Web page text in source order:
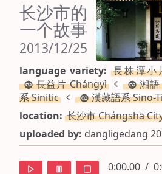
长沙市的
一个故事
2013/12/25
language variety: 長株潭小
長益片 Chángyì
湘
系 Sinitic
漢藏語系 Sino-
location: 长沙市 Chángshā
uploaded by: dangligedang
0:00.00 /